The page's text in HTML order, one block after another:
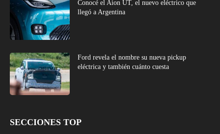
Conocé el Aion UT, el nuevo eléctrico que
llegó a Argentina
Ford revela el nombre su nueva pickup
eléctrica y también cuánto cuesta
SECCIONES TOP